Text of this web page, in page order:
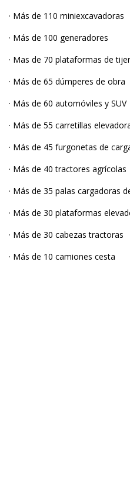
· Más de 110 miniexcavadoras
· Más de 100 generadores
· Mas de 70 plataformas de
· Más de 65 dúmperes de obra
· Más de 60 automóviles y SUV
· Más de 55 carretillas
· Más de 45 furgonetas de
· Más de 40 tractores agrícolas
· Más de 35 palas cargadoras
· Más de 30 plataformas
· Más de 30 cabezas tractoras
· Más de 10 camiones cesta